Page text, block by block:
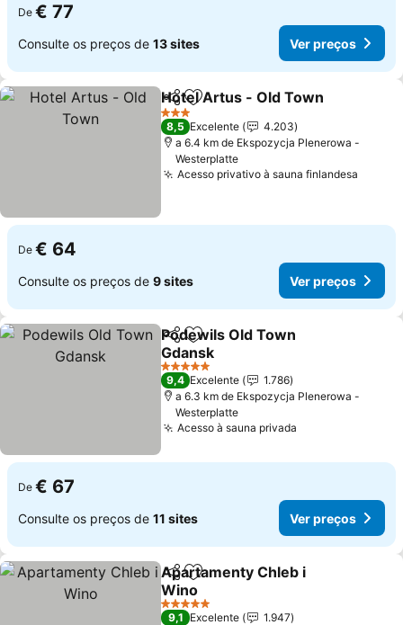
De € 77
Consulte os preços de 13 sites Ver preços
PartilharAdicionar aos favoritos
Hotel Artus - Old Town
3 Estrelas
8,5 Excelente
4.203
a 6.4 km de Ekspozycja Plenerowa -
Westerplatte
Acesso privativo à sauna finlandesa
De € 64
Consulte os preços de 9 sites Ver preços
PartilharAdicionar aos favoritos
Podewils Old Town
Gdansk
Ver preços
5 Estrelas
9,4 Excelente
1.786
a 6.3 km de Ekspozycja Plenerowa -
Westerplatte
Acesso à sauna privada
De € 67
Consulte os preços de 11 sites Ver preços
PartilharAdicionar aos favoritos
Apartamenty Chleb i
Wino
Ver preços
5 Estrelas
9,1 Excelente
1.947